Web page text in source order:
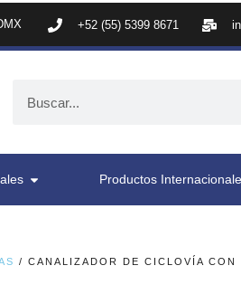
+52 (55) 5399 8671
Productos
/ CANALIZADOR DE CICLOVÍA CON